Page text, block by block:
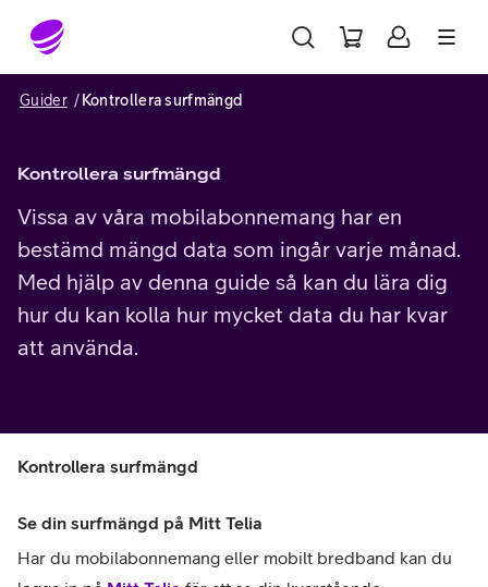
Gå till sidans innehåll
Guider Kontrollera surfmängd
Kontrollera surfmängd
Vissa av våra mobilabonnemang har en
bestämd mängd data som ingår varje månad.
Med hjälp av denna guide så kan du lära dig
hur du kan kolla hur mycket data du har kvar
att använda.
Kontrollera surfmängd
Se din surfmängd på Mitt Telia
Har du mobilabonnemang eller mobilt bredband kan du